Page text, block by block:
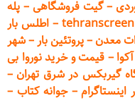
–گیت فروشگاهی – پله
–اطلس بار
معدن–پروتئین بار–شهر
– قیمت و خرید نوروا بی
گیربکس در شرق تهران–
اینستاگرام–جوانه کتاب –